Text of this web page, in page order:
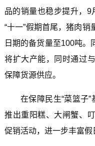
品的销量也稳步提升，9
“十一”假期首尾，猪肉
日期的备货量至100吨
将扩大产能，同时通过
保障货源供应。
在保障民生“菜篮子
推出重阳糕、大闸蟹、
促销活动，进一步丰富假